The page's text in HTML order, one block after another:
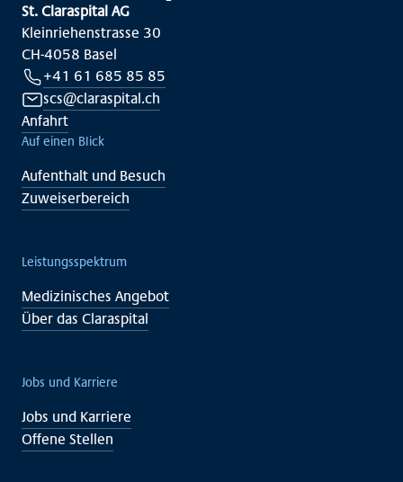
St. Claraspital AG
Kleinriehenstrasse 30
CH-4058 Basel
+41 61 685 85 85
scs@claraspital.ch
Anfahrt
Auf einen Blick
Aufenthalt und Besuch
Zuweiserbereich
Leistungsspektrum
Medizinisches Angebot
Über das Claraspital
Jobs und Karriere
Jobs und Karriere
Offene Stellen